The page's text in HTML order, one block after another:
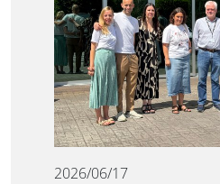
2026/06/17